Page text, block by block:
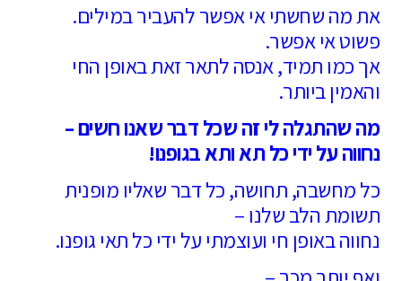
את מה שחשתי אי אפשר להעביר במילים.
פשוט אי אפשר.
אך כמו תמיד, אנסה לתאר זאת באופן החי
והאמין ביותר.
מה שהתגלה לי זה שכל דבר שאנו חשים –
נחווה על ידי כל תא ותא בגופנו!
כל מחשבה, תחושה, כל דבר שאליו מופנית
תשומת הלב שלנו –
נחווה באופן חי ועוצמתי על ידי כל תאי גופנו.